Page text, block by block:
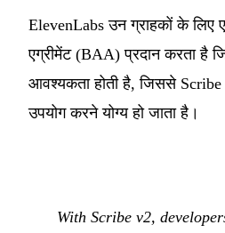
ElevenLabs उन ग्राहकों के लिए
एग्रीमेंट (BAA) प्रदान करता है
आवश्यकता होती है, जिससे Scribe
उपयोग करने योग्य हो जाता है।
With Scribe v2,